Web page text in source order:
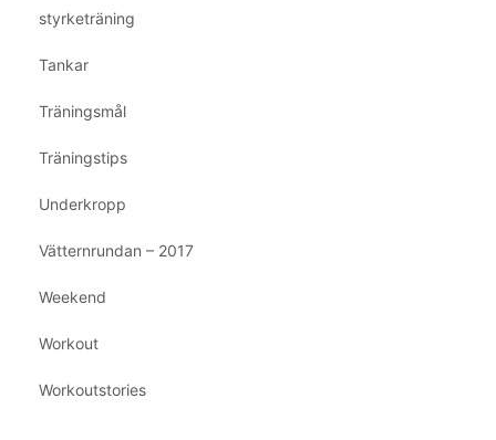
styrketräning
Tankar
Träningsmål
Träningstips
Underkropp
Vätternrundan – 2017
Weekend
Workout
Workoutstories